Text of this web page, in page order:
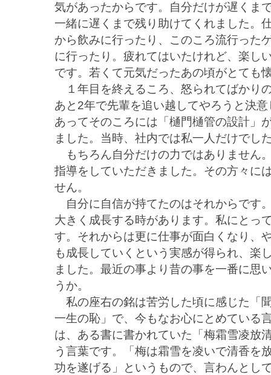
気があったからです。自分だけが遅くま
一緒に遅くまで残り助けてくれました。
から飲みに行ったり、このころ流行った
に行ったり。疲れてはいたけれど、楽し
です。若くて元気だったあの頃がとても
１年目を終えるころ、怒られてばかり
あと2年で先輩を追い越してやろうと決
あってそのころには「樋門樋管の設計」
ました。当時、社内では私一人だけでし
もちろん自分だけの力ではありません
指導をしていただきました。その方々に
せん。
自分に自信が持てたのはそれからです
大きく成長する時があります。私にとっ
す。それからは更に仕事が面白くなり、
も成長していくという実感が得られ、楽
ました。最近の事より昔の事を一番に思
うか。
私の座右の銘は苦労した頃に感じた「
一生の恥」で、今もなお心にとめている
は、ある書に書かれていた「梅霜雪凌放
う言葉です。「梅は霜雪を凌いで清香を
功を遂げる」というもので、言わんとし